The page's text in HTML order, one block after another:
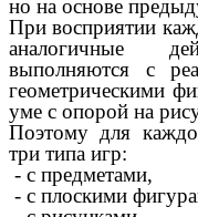
но на основе
При восприятии
аналогичные
выполняются с
геометрическими
уме с опорой на
Поэтому для
три типа игр:
- с предметами,
- с плоскими